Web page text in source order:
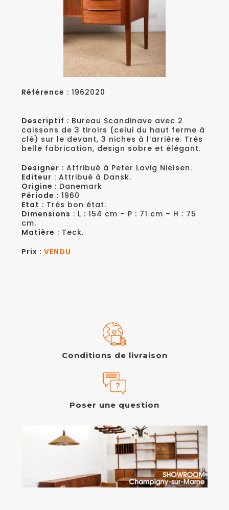
Référence : 1962020
Descriptif : Bureau Scandinave avec 2
caissons de 3 tiroirs (celui du haut ferme à
clé) sur le devant, 3 niches à l’arrière. Très
belle fabrication, design sobre et élégant.
Designer : Attribué à Peter Lovig Nielsen.
Editeur : Attribué à Dansk.
Origine : Danemark
Période : 1960
Etat : Très bon état.
Dimensions : L : 154 cm – P : 71 cm – H : 75
cm.
Matière : Teck.
Prix :VENDU
Conditions de livraison
Poser une question